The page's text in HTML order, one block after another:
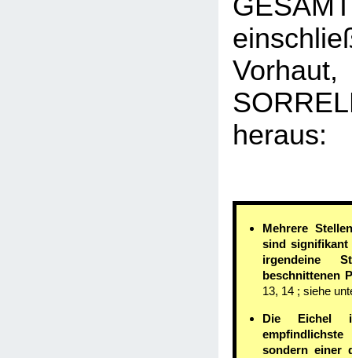
heraus:
Mehrere
sind signifikant
irgendeine
beschnittenen
13, 14 ; siehe
Die Eichel
sondern einer